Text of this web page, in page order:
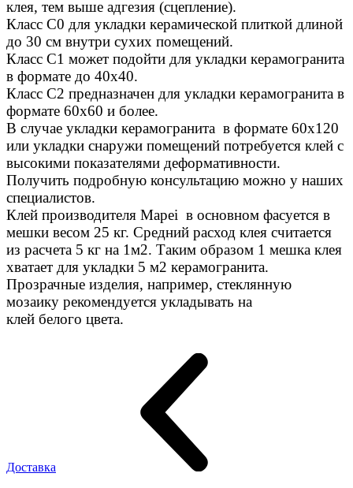
клея, тем выше адгезия (сцепление).
Класс С0 для укладки керамической плиткой длиной
до 30 см внутри сухих помещений.
Класс C1 может подойти для укладки керамогранита
в формате до 40х40.
Класс C2 предназначен для укладки керамогранита в
формате 60х60 и более.
В случае укладки керамогранита в формате 60х120
или укладки снаружи помещений потребуется клей с
высокими показателями деформативности.
Получить подробную консультацию можно у наших
специалистов.
Клей производителя Mapei в основном фасуется в
мешки весом 25 кг. Средний расход клея считается
из расчета 5 кг на 1м2. Таким образом 1 мешка клея
хватает для укладки 5 м2 керамогранита.
Прозрачные изделия, например, стеклянную
мозаику рекомендуется укладывать на
клей белого цвета.
Доставка